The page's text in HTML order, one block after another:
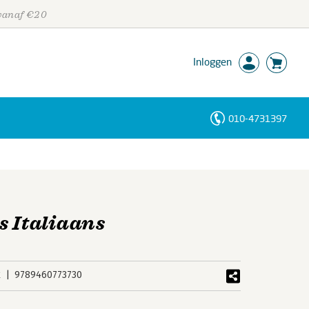
€20
Inloggen
010-4731397
Italiaans
9789460773730
Personen